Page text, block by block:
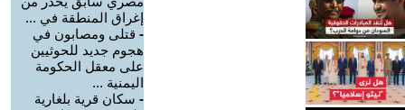
إغراق المنطقة في ...
- قتلى ومصابون في
هجوم جديد للحوثيين
على معقل الحكومة
اليمنية ...
- سكان قرية بلغارية